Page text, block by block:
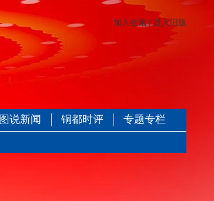
加入收藏|进入旧版
图说新闻 铜都时评 专题专栏